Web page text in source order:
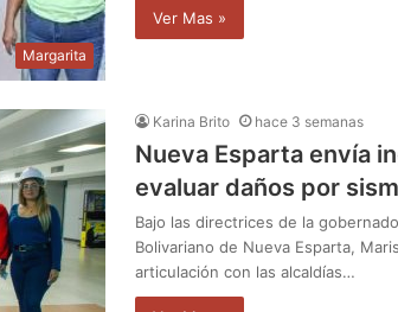
Margarita
Ver Mas »
Karina Brito hace 3 semanas
Nueva Esparta envía
evaluar daños por
Bajo las directrices de la
Bolivariano de Nueva Esparta,
articulación con las alcaldías…